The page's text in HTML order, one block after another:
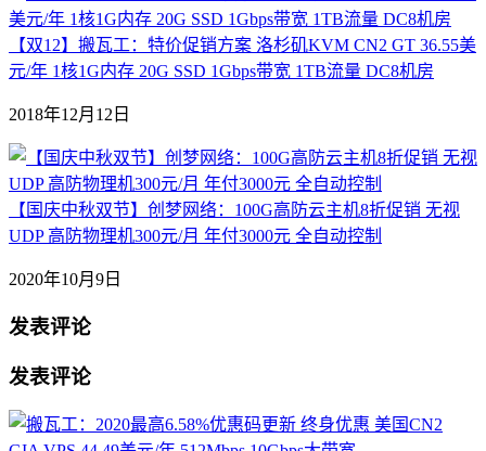
【双12】搬瓦工：特价促销方案 洛杉矶KVM CN2 GT 36.55美
元/年 1核1G内存 20G SSD 1Gbps带宽 1TB流量 DC8机房
2018年12月12日
【国庆中秋双节】创梦网络：100G高防云主机8折促销 无视
UDP 高防物理机300元/月 年付3000元 全自动控制
2020年10月9日
发表评论
发表评论